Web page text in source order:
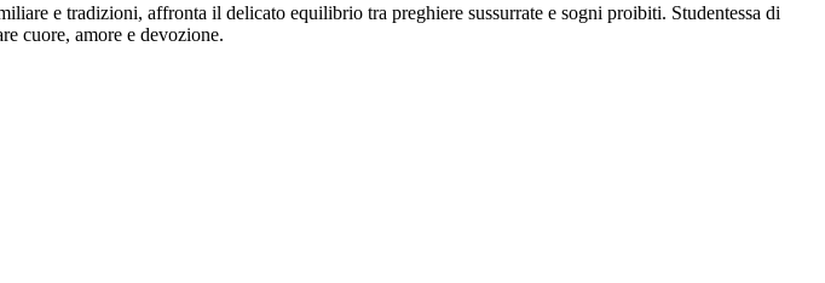
e tradizioni, affronta il delicato equilibrio tra preghiere sussurrate e sogni proibiti. Studentessa di
cuore, amore e devozione.